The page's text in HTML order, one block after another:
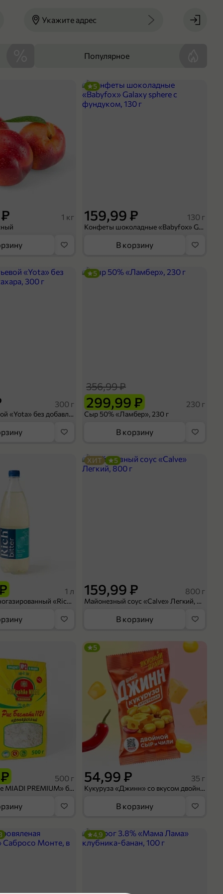
Укажите адрес
Популярное
1 кг 159,99 ₽ 130 г
Конфеты шоколадные «Babyfox» Galaxy sphere с фундуком, 130 г
5
В корзину
300 г
Йогурт питьевой «Yota» без добавления сахара, 300 г
299,99 ₽
356,99 ₽
230 г
Сыр 50% «Ламбер», 230 г
5
В корзину
1 л
Напиток сильногазированный «Rich» Биттер Лемон, 1 л
159,99 ₽ 800 г
Майонезный соус «Calve» Легкий, 800 г
ХИТ 5
В корзину
500 г
Рис «TaMashAe MIADI PREMIUM» басмати пропаренный, 500 г
54,99 ₽ 35 г
Кукуруза «Джинн» со вкусом двойного сыра и чили, 35 г
5
В корзину
4,9